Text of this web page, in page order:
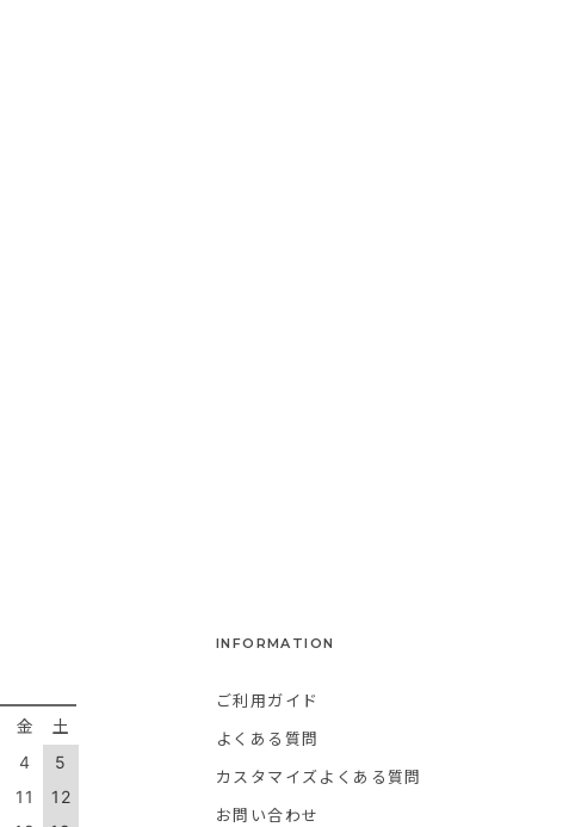
金 土
4
5
11
12
INFORMATION
ご利用ガイド
よくある質問
カスタマイズよくある質問
お問い合わせ